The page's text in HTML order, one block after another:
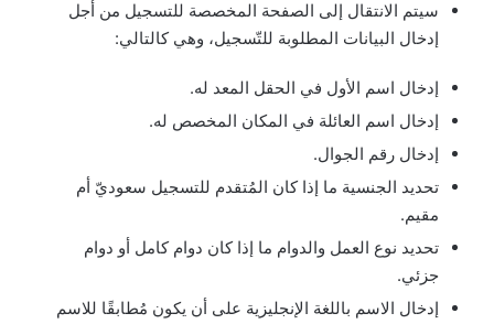
سيتم الانتقال إلى الصفحة المخصصة للتسجيل من أجل
إدخال البيانات المطلوبة للتّسجيل، وهي كالتالي:
إدخال اسم الأول في الحقل المعد له.
إدخال اسم العائلة في المكان المخصص له.
إدخال رقم الجوال.
تحديد الجنسية ما إذا كان المُتقدم للتسجيل سعوديّ أم
مقيم.
تحديد نوع العمل والدوام ما إذا كان دوام كامل أو دوام
جزئي.
إدخال الاسم باللغة الإنجليزية على أن يكون مُطابقًا للاسم